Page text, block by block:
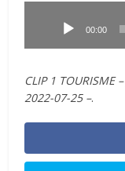
00:00
CLIP 1 TOURISME
2022-07-25 –.